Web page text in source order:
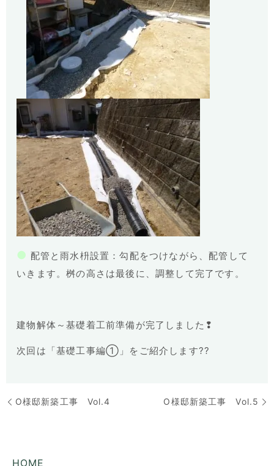
● 配管と雨水枡設置：勾配をつけながら、配管して
いきます。桝の高さは最後に、調整して完了です。
建物解体～基礎着工前準備が完了しました❢
次回は「基礎工事編①」をご紹介します??
O様邸新築工事 Vol.4 O様邸新築工事 Vol.5
HOME